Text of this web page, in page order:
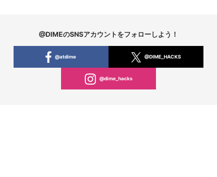
@DIMEのSNSアカウントをフォローしよう！
@atdime @DIME_HACKS
@dime_hacks